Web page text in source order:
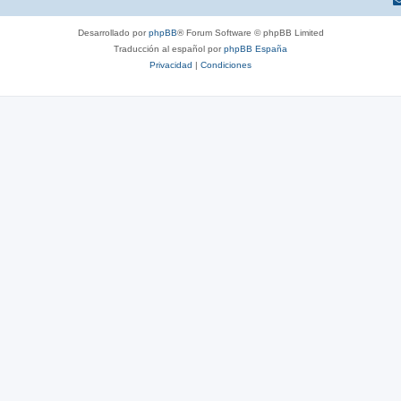
Desarrollado porphpBB® Forum Software © phpBB Limited
Traducción al español porphpBB España
Privacidad | Condiciones